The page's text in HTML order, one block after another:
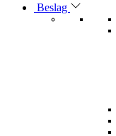
Beslag